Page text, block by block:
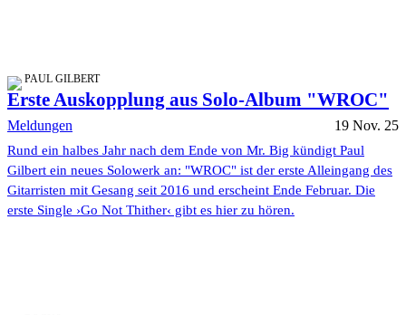
PAUL GILBERT
Erste Auskopplung aus Solo-Album "WROC"
Meldungen 19 Nov. 25
Rund ein halbes Jahr nach dem Ende von Mr. Big kündigt Paul
Gilbert ein neues Solowerk an: "WROC" ist der erste Alleingang des
Gitarristen mit Gesang seit 2016 und erscheint Ende Februar. Die
erste Single ›Go Not Thither‹ gibt es hier zu hören.